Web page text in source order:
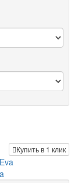
Купить в 1 клик